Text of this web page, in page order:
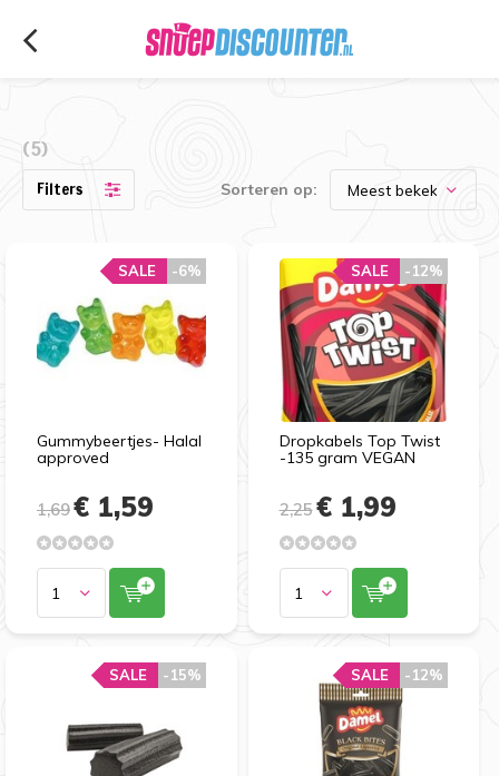
(5)
Filters Sorteren op:
Gummybeertjes- Halal
approved
-6%
SALE
1,69€ 1,59
Dropkabels Top Twist
-135 gram VEGAN
-12%
SALE
2,25€ 1,99
-15%
SALE -12%
SALE